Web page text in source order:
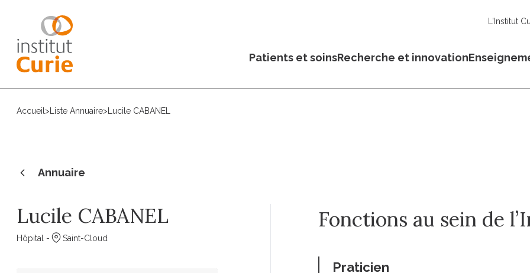
L'Institut
Patients et soinsRecherche et innovation
Accueil > Liste Annuaire> Lucile CABANEL
Annuaire
Lucile CABANEL
Hôpital - Saint-Cloud
Fonctions au sein de
Praticien